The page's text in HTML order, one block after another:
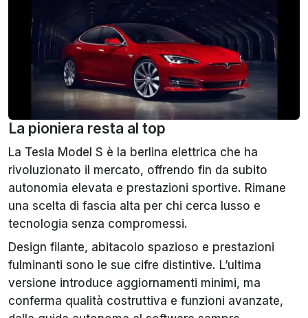
La pioniera resta al top
La Tesla Model S è la berlina elettrica che ha
rivoluzionato il mercato, offrendo fin da subito
autonomia elevata e prestazioni sportive. Rimane
una scelta di fascia alta per chi cerca lusso e
tecnologia senza compromessi.
Design filante, abitacolo spazioso e prestazioni
fulminanti sono le sue cifre distintive. L’ultima
versione introduce aggiornamenti minimi, ma
conferma qualità costruttiva e funzioni avanzate,